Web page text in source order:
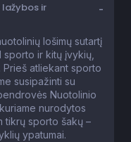
ir
lošimų sutartį
ir kitų įvykių,
atliekant sporto
susipažinti su
Nuotolinio
nurodytos
tikrų sporto šakų –
ypatumai.